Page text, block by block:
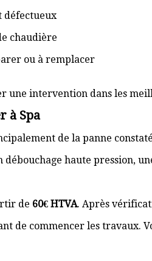
défectueux
chaudière
ou à remplacer
une intervention dans les
à Spa
de la panne
haute pression,
de 60€ HTVA. Après
de commencer les travaux.